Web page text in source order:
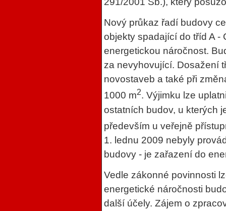
Nový průkaz řadí budovy
objekty spadající do tříd A
energetickou náročnost.
za nevyhovující. Dosažení
novostaveb a také při
1000 m2. Výjimku lze
ostatních budov, u kterých
především u veřejně
1. lednu 2009 nebyly
budovy - je zařazení do
Vedle zákonné povinnosti
energetické náročnosti
další účely. Zájem o